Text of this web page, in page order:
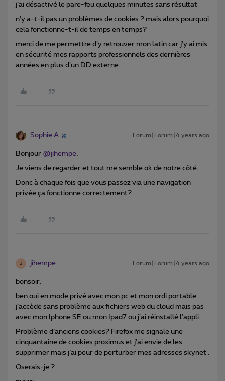
j’ai désactivé le pare-feu quelques minutes sans résultat
n’y a-t-il pas un problèmes de cookies ? mais alors pourquoi
cela fonctionne-t-il de temps en temps?
merci de me permettre d’y retrouver mon latin car j’y ai mis
en sécurité mes rapports professionnels des dernières
années en plus d’un DD externe
Sophie A Forum|Forum|4 years ago
Bonjour @jihempe,
Je viens de regarder et tout me semble ok de notre côté.
Donc à chaque fois que vous passez via une navigation
privée ça fonctionne correctement?
jihempe Forum|Forum|4 years ago
bonsoir,
ben oui en mode privé avec mon pc et mon ordi portable
j’accède sans problème aux fichiers web du cloud mais pas
avec mon Iphone SE ou mon Ipad7 ou j’ai réinstallé l’appli.
Problème d’anciens cookies? Firefox me signale une
cinquantaine de cookies proximus et j’ai envie de les
supprimer mais j’ai peur de perturber mes adresses skynet .
Oserais-je ?